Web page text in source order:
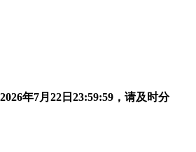
年7月22日23:59:59，请及时分